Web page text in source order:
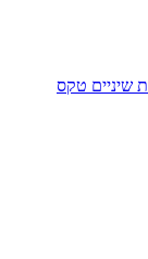
שיניים טקס